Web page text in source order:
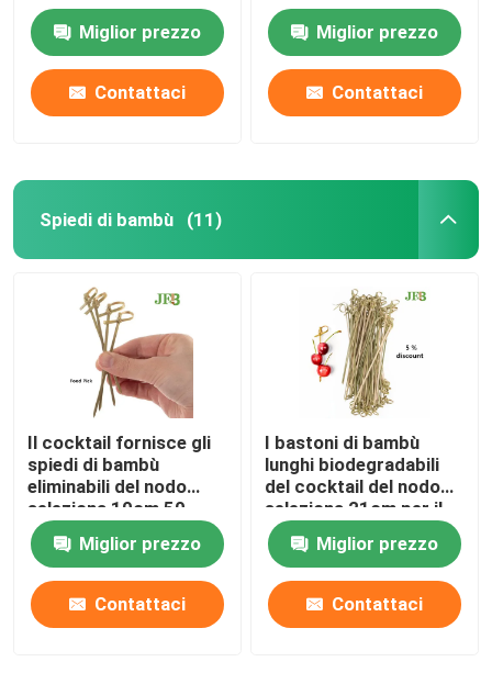
polpa della bagassa
della canna da
zucchero
Miglior prezzo
Contattaci
6,5"
Miglior prezzo
Contattaci
Spiedi di bambù (11)
Il cocktail fornisce gli
spiedi di bambù
eliminabili del nodo
seleziona 10cm 50
pacchetti
Miglior prezzo
Contattaci
I bastoni di bambù
lunghi biodegradabili
del cocktail del nodo
seleziona 21cm per il
partito
Miglior prezzo
Contattaci